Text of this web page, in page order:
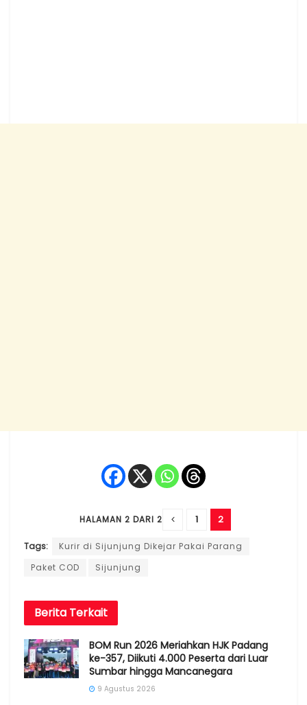
HALAMAN 2 DARI 2 1 2
Tags:
Kurir di Sijunjung Dikejar Pakai Parang
Paket COD
Sijunjung
Berita Terkait
BOM Run 2026 Meriahkan HJK Padang
ke-357, Diikuti 4.000 Peserta dari Luar
Sumbar hingga Mancanegara
9 Agustus 2026